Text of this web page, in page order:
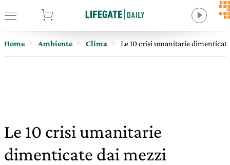
Home Ambiente Clima Le 10 crisi umanitarie
Le 10 crisi umanitarie
dimenticate dai mezzi